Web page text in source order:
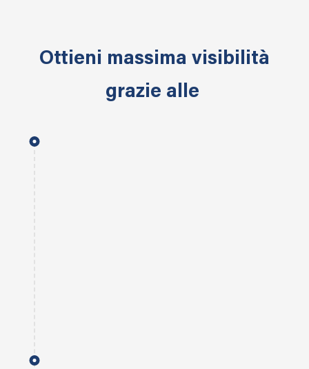
Ottieni massima visibilità
grazie alleD is